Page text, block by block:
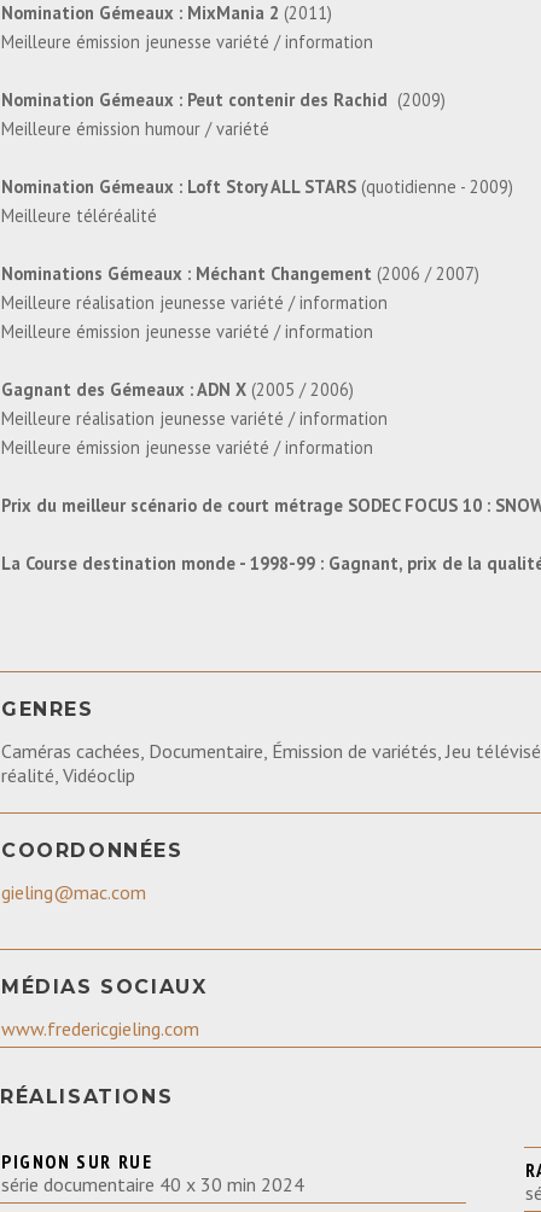
Nomination Gémeaux : MixMania 2 (2011)
Meilleure émission jeunesse variété / information
Nomination Gémeaux : Peut contenir des Rachid (2009)
Meilleure émission humour / variété
Nomination Gémeaux : Loft Story ALL STARS (quotidienne - 2009)
Meilleure téléréalité
Nominations Gémeaux : Méchant Changement (2006 / 2007)
Meilleure réalisation jeunesse variété / information
Meilleure émission jeunesse variété / information
Gagnant des Gémeaux : ADN X (2005 / 2006)
Meilleure réalisation jeunesse variété / information
Meilleure émission jeunesse variété / information
Prix du meilleur scénario de court métrage SODEC FOCUS 10 :
La Course destination monde - 1998-99 : Gagnant, prix de la
GENRES
Caméras cachées, Documentaire, Émission de variétés, Jeu
réalité, Vidéoclip
COORDONNÉES
gieling@mac.com
MÉDIAS SOCIAUX
www.fredericgieling.com
RÉALISATIONS
PIGNON SUR RUE
série documentaire 40 x 30 min 2024